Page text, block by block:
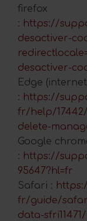
firefox
: https://
desactiver-
desactiver-
Edge
: https://
fr/help/
delete-
Google
: https://
95647?hl=fr
Safari :
fr/guide/
data-